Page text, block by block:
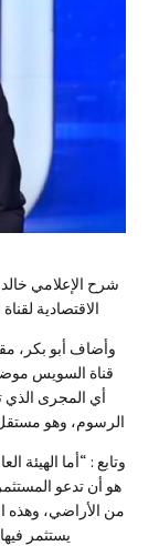
شرح الإعلامي خالد
الاقتصادية
وأضاف أبو بكر،
قناة السويس
أي المجرى الذي
الرسوم، وهو مستقل
وتابع : “أما الهيئة
هو أن تدعو
من الأراضي، وهذه
يستثمر